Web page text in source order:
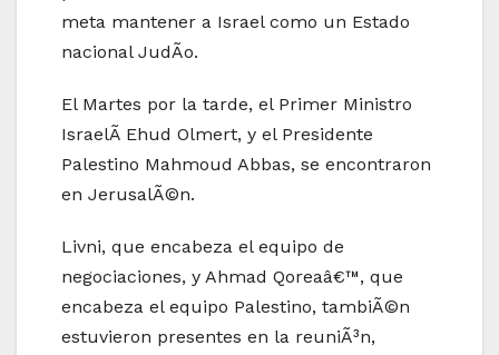
meta mantener a Israel como un Estado
nacional JudÃ­o.
El Martes por la tarde, el Primer Ministro
IsraelÃ­ Ehud Olmert, y el Presidente
Palestino Mahmoud Abbas, se encontraron
en JerusalÃ©n.
Livni, que encabeza el equipo de
negociaciones, y Ahmad Qoreaâ€™, que
encabeza el equipo Palestino, tambiÃ©n
estuvieron presentes en la reuniÃ³n,